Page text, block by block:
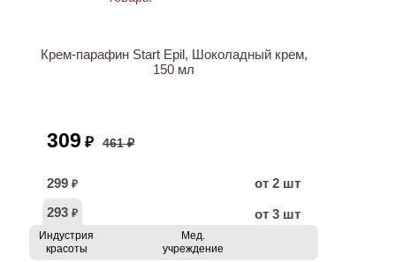
Крем-парафин Start Epil, Шоколадный крем,
150 мл
309 ₽ 461 ₽
299 ₽
от 2 шт
293 ₽ от 3 шт
Индустрия
красоты
Мед.
учреждение